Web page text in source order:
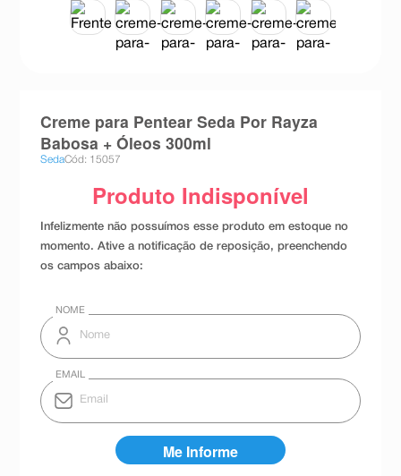
minoxidil
absorvente
10ºshampoo
Creme para Pentear Seda Por Rayza
Babosa + Óleos 300ml
SedaCód: 15057